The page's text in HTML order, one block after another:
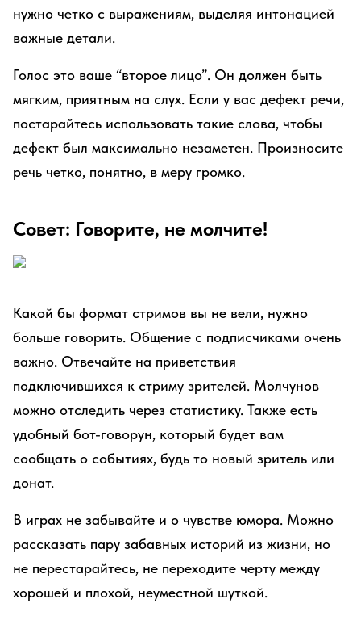
нужно четко с выражениям, выделяя интонацией
важные детали.
Голос это ваше “второе лицо”. Он должен быть
мягким, приятным на слух. Если у вас дефект речи,
постарайтесь использовать такие слова, чтобы
дефект был максимально незаметен. Произносите
речь четко, понятно, в меру громко.
Совет: Говорите, не молчите!
Какой бы формат стримов вы не вели, нужно
больше говорить. Общение с подписчиками очень
важно. Отвечайте на приветствия
подключившихся к стриму зрителей. Молчунов
можно отследить через статистику. Также есть
удобный бот-говорун, который будет вам
сообщать о событиях, будь то новый зритель или
донат.
В играх не забывайте и о чувстве юмора. Можно
рассказать пару забавных историй из жизни, но
не перестарайтесь, не переходите черту между
хорошей и плохой, неуместной шуткой.